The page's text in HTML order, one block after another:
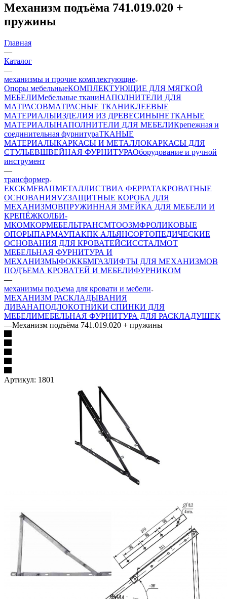
Механизм подъёма 741.019.020 +
пружины
Главная
—
Каталог
—
механизмы и прочие комплектующие
Опоры мебельныеКОМПЛЕКТУЮЩИЕ ДЛЯ МЯГКОЙ
МЕБЕЛИМебельные тканиНАПОЛНИТЕЛИ ДЛЯ
МАТРАСОВМАТРАСНЫЕ ТКАНИКЛЕЕВЫЕ
МАТЕРИАЛЫИЗДЕЛИЯ ИЗ ДРЕВЕСИНЫНЕТКАНЫЕ
МАТЕРИАЛЫНАПОЛНИТЕЛИ ДЛЯ МЕБЕЛИКрепежная и
соединительная фурнитураТКАНЫЕ
МАТЕРИАЛЫКАРКАСЫ И МЕТАЛЛОКАРКАСЫ ДЛЯ
СТУЛЬЕВШВЕЙНАЯ ФУРНИТУРАОборудование и ручной
инструмент
—
трансформер
ЕКCKMFВАПМЕТАЛЛИСТВИА ФЕРРАТАКРОВАТНЫЕ
ОСНОВАНИЯVZЗАЩИТНЫЕ КОРОБА ДЛЯ
МЕХАНИЗМОВПРУЖИННАЯ ЗМЕЙКА ДЛЯ МЕБЕЛИ И
КРЕПЁЖКОЛБИ-
МКОМКОРМЕБЕЛЬТРАНСMTOОЗМФРОЛИКОВЫЕ
ОПОРЫПАРМАУПАКПК АЛЬЯНСОРТОПЕДИЧЕСКИЕ
ОСНОВАНИЯ ДЛЯ КРОВАТЕЙСИССТАЛМОТ
МЕБЕЛЬНАЯ ФУРНИТУРА И
МЕХАНИЗМЫФОККБМГАЗЛИФТЫ ДЛЯ МЕХАНИЗМОВ
ПОДЪЕМА КРОВАТЕЙ И МЕБЕЛИФУРНИКОМ
—
механизмы подъема для кровати и мебели
МЕХАНИЗМ РАСКЛАДЫВАНИЯ
ДИВАНАПОДЛОКОТНИКИ СПИНКИ ДЛЯ
МЕБЕЛИМЕБЕЛЬНАЯ ФУРНИТУРА ДЛЯ РАСКЛАДУШЕК
—Механизм подъёма 741.019.020 + пружины
Артикул: 1801